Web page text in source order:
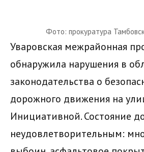
Фото: прокуратура
Уваровская межрайонная
обнаружила нарушения в
законодательства о
дорожного движения на
Инициативной. Состояние
неудовлетворительным: